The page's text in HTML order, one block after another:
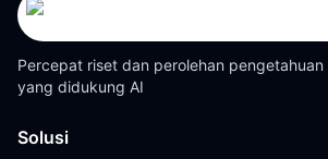
Percepat riset dan perolehan
yang didukung AI
Solusi